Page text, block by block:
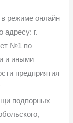
режиме онлайн
адресу: г.
№1 по
и иными
предприятия
–
подпорных